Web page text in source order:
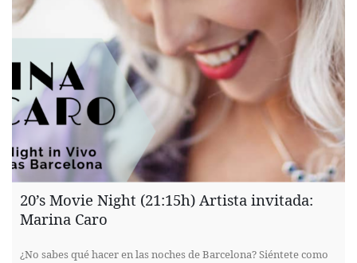
20’s Movie Night (21:15h) Artista invitada:
Marina Caro
¿No sabes qué hacer en las noches de Barcelona? Siéntete como